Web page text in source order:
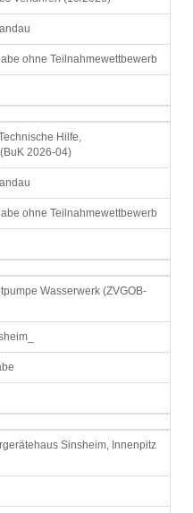
ohne Teilnahmewettbewerb
Hilfe,
2026-04)
ohne Teilnahmewettbewerb
Wasserwerk (ZVGOB-
Sinsheim, Innenpitz